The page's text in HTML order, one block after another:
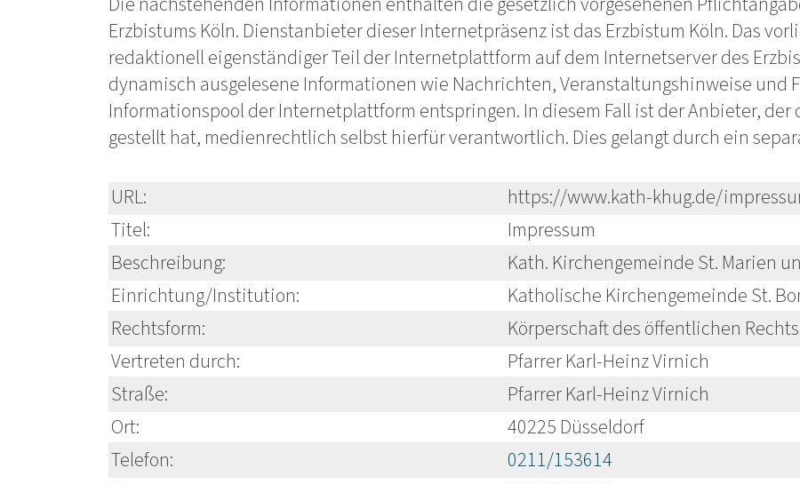
Erzbistums Köln. Dienstanbieter dieser Internetpräsenz ist das Erzbistum Köln. Das
redaktionell eigenständiger Teil der Internetplattform auf dem Internetserver des
dynamisch ausgelesene Informationen wie Nachrichten, Veranstaltungshinweise und
Informationspool der Internetplattform entspringen. In diesem Fall ist der Anbieter,
gestellt hat, medienrechtlich selbst hierfür verantwortlich. Dies gelangt durch ein
URL:
https://www.kath-khug.de/
Titel:
Impressum
Beschreibung:
Kath. Kirchengemeinde St. Marien
Einrichtung/Institution:
Katholische Kirchengemeinde St.
Rechtsform:
Körperschaft des öffentlichen Rechts
Vertreten durch:
Pfarrer Karl-Heinz Virnich
Straße:
Pfarrer Karl-Heinz Virnich
Ort:
40225 Düsseldorf
Telefon:
0211/153614